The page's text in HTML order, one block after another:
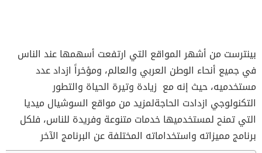
بينترست من أشهر المواقع التي ارتفعت أسهمها عند الناس
في جميع أنحاء الوطن العربي والعالم، ومؤخراً ازداد عدد
مستخدميه، حيث إنه مع زيادة وتيرة الحياة والتطور
التكنولوجي ازدادت الحاجةلمزيد من مواقع السوشيال ميديا
التي تمنح لمستخدميها خدمات متنوعة وفريدة للناس، فلكل
برنامج مميزاته واستخداماته المختلفة عن البرنامج الآخر